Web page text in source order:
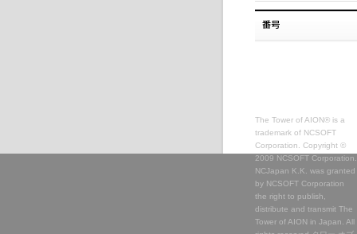
The Tower of AION® is a
trademark of NCSOFT
Corporation. Copyright ©
2009 NCSOFT Corporation.
NCJapan K.K. was granted
by NCSOFT Corporation
the right to publish,
distribute and transmit The
Tower of AION in Japan. All